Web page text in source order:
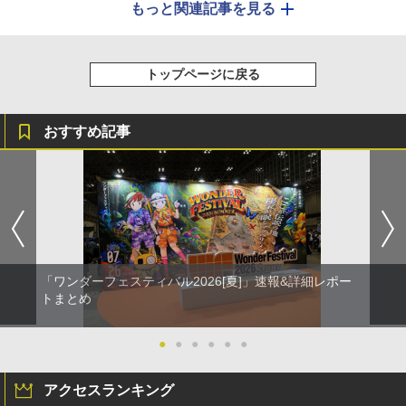
もっと関連記事を見る
トップページに戻る
おすすめ記事
「ワンダーフェスティバル2026[夏]」速報&詳細レポー
トまとめ
● ● ● ● ● ●
アクセスランキング